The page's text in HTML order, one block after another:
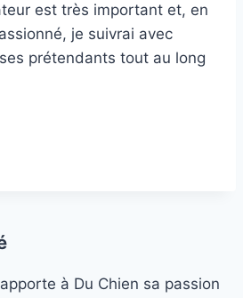
est très important et, en
je suivrai avec
prétendants tout au long
à Du Chien sa passion